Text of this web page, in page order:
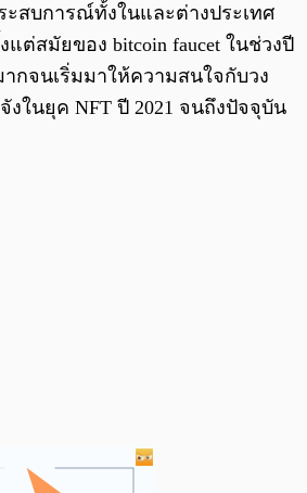
สบการณ์ทั้งในและต่างประเทศ
แต่สมัยของ bitcoin faucet ในช่วงปี
กจนเริ่มมาให้ความสนใจกับวง
งในยุค NFT ปี 2021 จนถึงปัจจุบัน